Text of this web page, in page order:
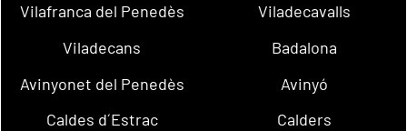
Vilafranca del Penedès
Viladecavalls
Viladecans
Badalona
Avinyonet del Penedès
Avinyó
Caldes d´Estrac
Calders